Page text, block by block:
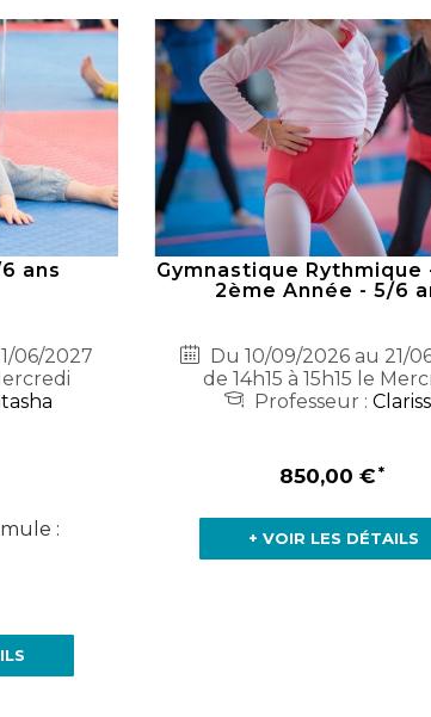
ans
06/2027
:
Gymnastique Rythmique
2ème Année - 5/6
Du 10/09/2026 au 21/
de 14h15 à 15h15 le
Professeur :
850,00 €
+ VOIR LES DÉTAILS